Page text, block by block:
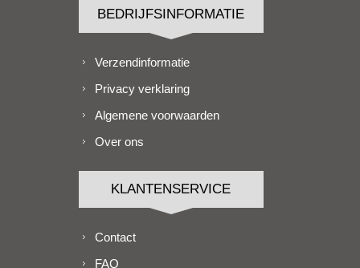
BEDRIJFSINFORMATIE
Verzendinformatie
Privacy verklaring
Algemene voorwaarden
Over ons
KLANTENSERVICE
Contact
FAQ